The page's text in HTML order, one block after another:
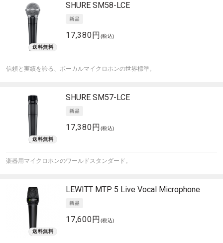
SHURE SM58-LCE
17,380円 (税込)
信頼と実績を誇る、ボーカルマイクロホンの世界標準。
SHURE SM57-LCE
17,380円 (税込)
楽器用マイクロホンのワールドスタンダード。
LEWITT MTP 5 Live Vocal Microphone
17,600円 (税込)